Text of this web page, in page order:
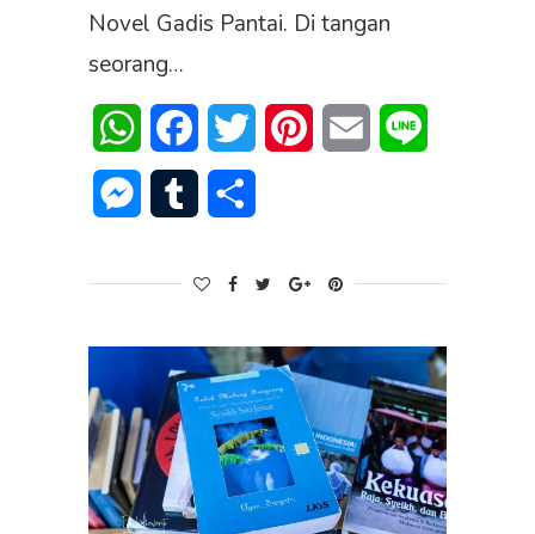
Novel Gadis Pantai. Di tangan
seorang…
WhatsAppFacebookTwitter PinterestEmail
Messenger
Tumblr